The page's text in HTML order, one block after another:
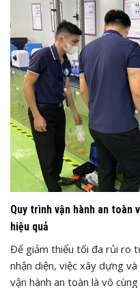
Quy trình vận hành an toàn
hiệu quả
Để giảm thiểu tối đa rủi ro
nhận diện, việc xây dựng
vận hành an toàn là vô